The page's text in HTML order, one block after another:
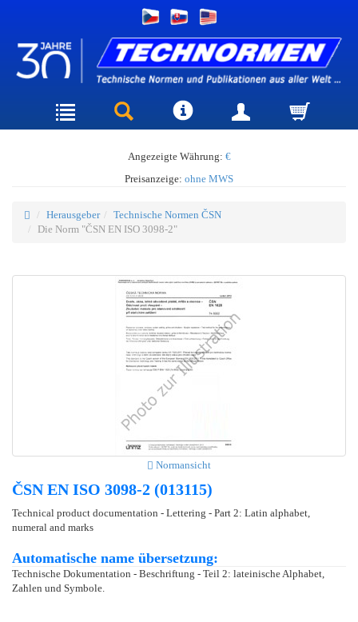
Angezeigte Währung: €
Preisanzeige: ohne MWS
Herausgeber
Technische Normen ČSN
Die Norm "ČSN EN ISO 3098-2"
Normansicht
ČSN EN ISO 3098-2 (013115)
Technical product documentation - Lettering - Part 2: Latin alphabet,
numeral and marks
Automatische name übersetzung:
Technische Dokumentation - Beschriftung - Teil 2: lateinische Alphabet,
Zahlen und Symbole.